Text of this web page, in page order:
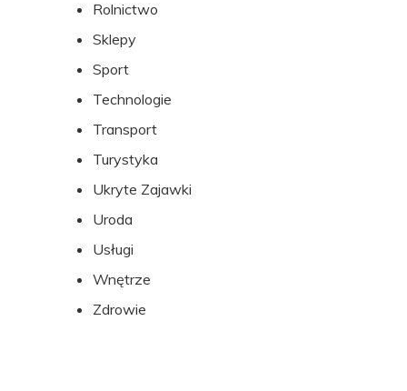
Rolnictwo
Sklepy
Sport
Technologie
Transport
Turystyka
Ukryte Zajawki
Uroda
Usługi
Wnętrze
Zdrowie